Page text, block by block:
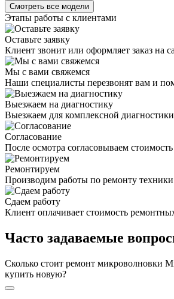
Смотреть все модели
Этапы работы с клиентами
Оставьте заявку
Клиент звонит или оформляет заказ на
Мы с вами свяжемся
Наши специалисты перезвонят вам и
Выезжаем на диагностику
Выезжаем для комплексной
Согласование
После осмотра согласовываем
Ремонтируем
Производим работы по ремонту техники
Сдаем работу
Клиент оплачивает стоимость
Часто задаваемые
Сколько стоит ремонт микроволновки
купить новую?